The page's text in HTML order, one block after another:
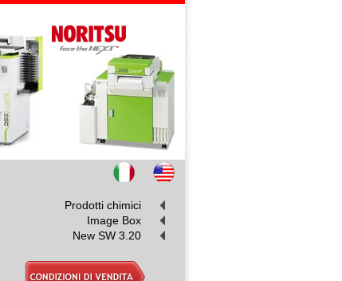
Prodotti chimici
Image Box
New SW 3.20